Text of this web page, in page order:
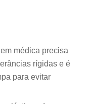
médica precisa
rígidas e é
para evitar